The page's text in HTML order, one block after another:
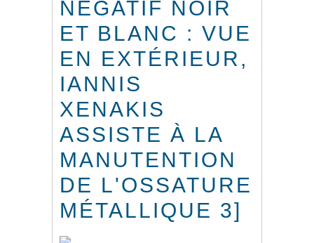
NÉGATIF NOIR
ET BLANC : VUE
EN EXTÉRIEUR,
IANNIS
XENAKIS
ASSISTE À LA
MANUTENTION
DE L'OSSATURE
MÉTALLIQUE 3]